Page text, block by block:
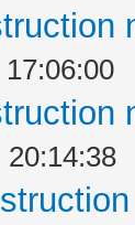
17:06:00
20:14:38